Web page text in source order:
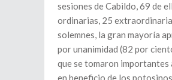
sesiones de Cabildo, 69 de
ordinarias, 25
solemnes, la gran mayoría
por unanimidad (82 por
que se tomaron importantes
en beneficio de los